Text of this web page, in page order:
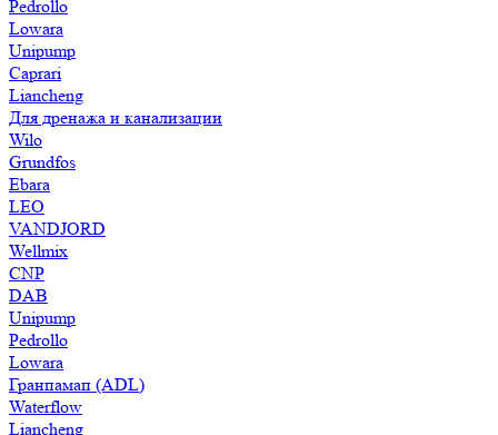
Pedrollo
Lowara
Unipump
Caprari
Liancheng
Для дренажа и канализации
Wilo
Grundfos
Ebara
LEO
VANDJORD
Wellmix
CNP
DAB
Unipump
Pedrollo
Lowara
Гранпамап (ADL)
Waterflow
Liancheng